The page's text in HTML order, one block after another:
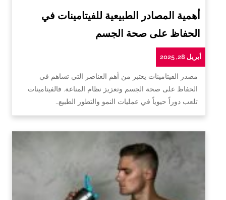
أهمية المصادر الطبيعية للفيتامينات في
الحفاظ على صحة الجسم
أبريل 28, 2025
مصدر الفيتامينات يعتبر من أهم العناصر التي تساهم في
الحفاظ على صحة الجسم وتعزيز نظام المناعة. فالفيتامينات
تلعب دوراً حيوياً في عمليات النمو والتطور الطبيع…